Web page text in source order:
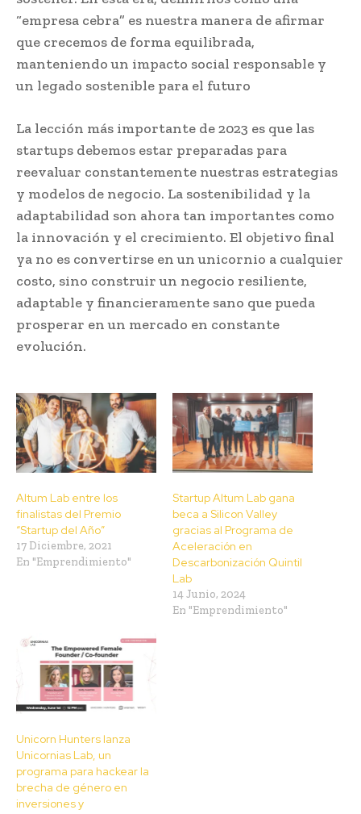
“empresa cebra” es nuestra manera de afirmar
que crecemos de forma equilibrada,
manteniendo un impacto social responsable y
un legado sostenible para el futuro
La lección más importante de 2023 es que las
startups debemos estar preparadas para
reevaluar constantemente nuestras estrategias
y modelos de negocio. La sostenibilidad y la
adaptabilidad son ahora tan importantes como
la innovación y el crecimiento. El objetivo final
ya no es convertirse en un unicornio a cualquier
costo, sino construir un negocio resiliente,
adaptable y financieramente sano que pueda
prosperar en un mercado en constante
evolución.
Altum Lab entre los
finalistas del Premio
“Startup del Año”
17 Diciembre, 2021
En "Emprendimiento"
Startup Altum Lab gana
beca a Silicon Valley
gracias al Programa de
Aceleración en
Descarbonización Quintil
Lab
14 Junio, 2024
En "Emprendimiento"
Unicorn Hunters lanza
Unicornias Lab, un
programa para hackear la
brecha de género en
inversiones y